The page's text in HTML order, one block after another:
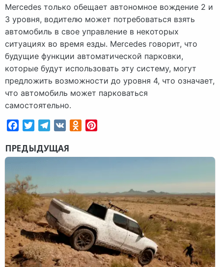
Mercedes только обещает автономное вождение 2 и
3 уровня, водителю может потребоваться взять
автомобиль в свое управление в некоторых
ситуациях во время езды. Mercedes говорит, что
будущие функции автоматической парковки,
которые будут использовать эту систему, могут
предложить возможности до уровня 4, что означает,
что автомобиль может парковаться
самостоятельно.
FacebookTwitterTelegram
VK Odnoklassniki
ПРЕДЫДУЩАЯ